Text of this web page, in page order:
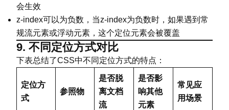
            z-index: 2;
        }
        .box3 {
background-color:
            top: 150px;
            left: 150px;
            z-index: 3;
会生效
z-index可以为负数，当z-index为负数时，如果遇到常
规流元素或浮动元素，这个定位元素会被覆盖
9. 不同定位方式对比
下表总结了CSS中不同定位方式的特点：
定位方
式
参照物
是否脱
离文档
流
是否影
响其他
元素
常见应
用场景